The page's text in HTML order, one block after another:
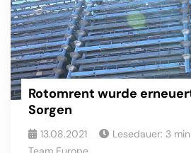
Rotomrent wurde
Sorgen
13.08.2021 Lesedauer: 3 min